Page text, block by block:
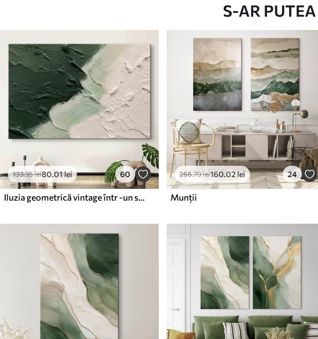
✓
✓Cerneală sigură și inodoră
✗Suprafață tip pânză
✗ Material ecologic
✓
Rezistent la decolorare
✓ Cerneală sigură și inodoră
✓ Suprafață tip pânză
✗ Material ecologic
De La124 .99lei
✓
✓Rezistent la
✓Cerneală sigură
✓Suprafață tip
✓Material
S-AR
133.35lei80.01lei 60
Iluzia geometrică vintage într -un stil minimalist
266.70lei160.02 lei 24
Munții